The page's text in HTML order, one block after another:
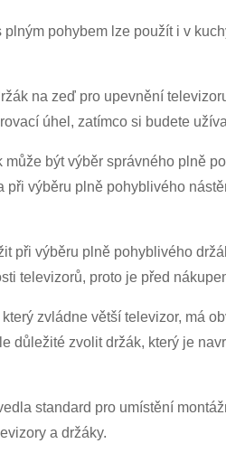
pohybem lze použít i v
na zeď pro upevnění
úhel, zatímco si budete
být výběr správného plně
při výběru plně pohyblivého
při výběru plně pohyblivého
televizorů, proto je před
zvládne větší televizor, má
důležité zvolit držák, který je
standard pro umístění
a držáky.